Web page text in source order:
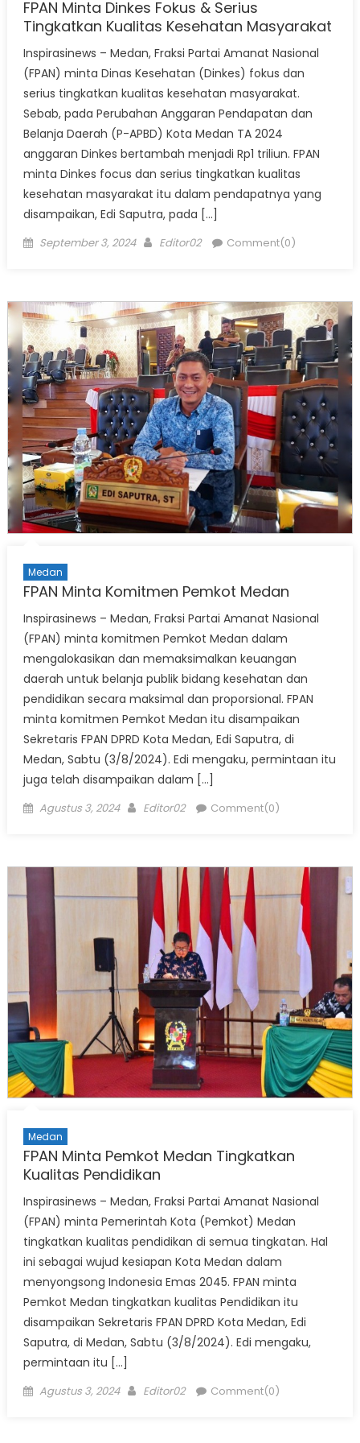
FPAN Minta Dinkes Fokus & Serius
Tingkatkan Kualitas Kesehatan Masyarakat
Inspirasinews – Medan, Fraksi Partai Amanat Nasional
(FPAN) minta Dinas Kesehatan (Dinkes) fokus dan
serius tingkatkan kualitas kesehatan masyarakat.
Sebab, pada Perubahan Anggaran Pendapatan dan
Belanja Daerah (P-APBD) Kota Medan TA 2024
anggaran Dinkes bertambah menjadi Rp1 triliun. FPAN
minta Dinkes focus dan serius tingkatkan kualitas
kesehatan masyarakat itu dalam pendapatnya yang
disampaikan, Edi Saputra, pada […]
Posted
September 3, 2024 Author
Editor02 Comment(0)
Medan
FPAN Minta Komitmen Pemkot Medan
Inspirasinews – Medan, Fraksi Partai Amanat Nasional
(FPAN) minta komitmen Pemkot Medan dalam
mengalokasikan dan memaksimalkan keuangan
daerah untuk belanja publik bidang kesehatan dan
pendidikan secara maksimal dan proporsional. FPAN
minta komitmen Pemkot Medan itu disampaikan
Sekretaris FPAN DPRD Kota Medan, Edi Saputra, di
Medan, Sabtu (3/8/2024). Edi mengaku, permintaan itu
juga telah disampaikan dalam […]
Posted
Agustus 3, 2024 Author
Editor02 Comment(0)
Medan
FPAN Minta Pemkot Medan Tingkatkan
Kualitas Pendidikan
Inspirasinews – Medan, Fraksi Partai Amanat Nasional
(FPAN) minta Pemerintah Kota (Pemkot) Medan
tingkatkan kualitas pendidikan di semua tingkatan. Hal
ini sebagai wujud kesiapan Kota Medan dalam
menyongsong Indonesia Emas 2045. FPAN minta
Pemkot Medan tingkatkan kualitas Pendidikan itu
disampaikan Sekretaris FPAN DPRD Kota Medan, Edi
Saputra, di Medan, Sabtu (3/8/2024). Edi mengaku,
permintaan itu […]
Posted
Agustus 3, 2024 Author
Editor02 Comment(0)